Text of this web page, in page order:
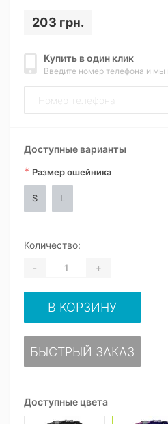
203 грн.
Купить в один клик
Введите номер телефона и мы
Доступные цвета
Доступные варианты
* Размер ошейника
S L
Количество:
- +
В КОРЗИНУ
БЫСТРЫЙ ЗАКАЗ